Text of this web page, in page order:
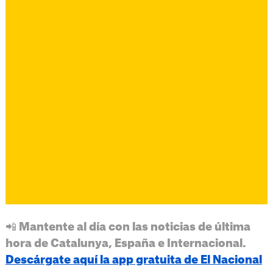
📲 Mantente al día con las noticias de última
hora de Catalunya, España e Internacional.
Descárgate aquí la app gratuita de El Nacional